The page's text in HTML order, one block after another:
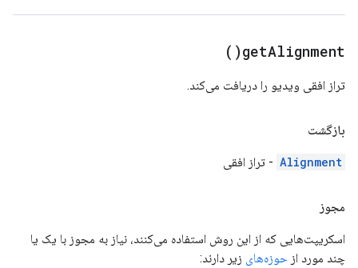
getAlignment(
)
تراز افقی ویدیو را دریافت می‌کند.
بازگشت
Alignment - تراز افقی
مجوز
اسکریپت‌هایی که از این روش استفاده می‌کنند، نیاز به مجوز با یک یا
چند مورد از حوزه‌های زیر دارند: